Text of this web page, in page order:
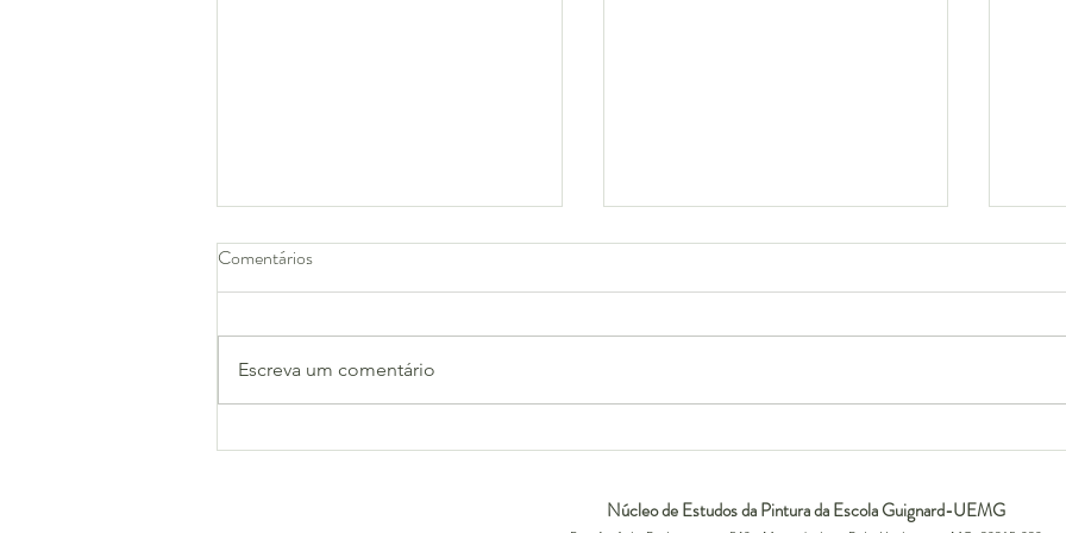
Zaha Hadid
Comentários
Escreva um comentário
Núcleo de Estudos da Pintura da Escola Guignard-UEMG